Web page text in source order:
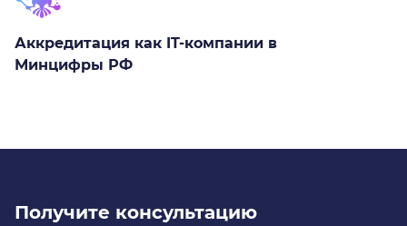
Аккредитация как IT-компании в
Минцифры РФ
Получите консультацию